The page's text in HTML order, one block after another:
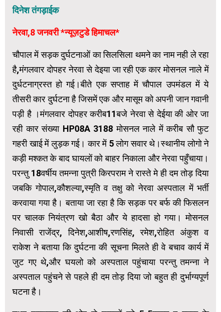
दिनेश तंगड़ाईक
नेरवा,8 जनवरी *न्यूज़टुडे हिमाचल*
चौपाल में सड़क दुर्घटनाओं का सिलसिला थमने का नाम नही ले रहा
है,मंगलवार दोपहर नेरवा से देइया जा रही एक कार मोसनल नाले में
दुर्धटनाग्रस्त हो गई।बीते एक सप्ताह में चौपाल उपमंडल में ये
तीसरी कार दुर्घटना है जिसमें एक और मासूम को अपनी जान गवानी
पड़ी है ।मंगलवार दोपहर करीब11बजे नेरवा से देईया की ओर जा
रही कार संख्या HP08A 3188 मोसनल नाले में करीब सौ फुट
गहरी खाई में लुड़क गई। कार में 5 लोग सवार थे।स्थानीय लोगो ने
कड़ी मश्कत के बाद घायलों को बाहर निकाला और नेरवा पहुँचाया।
परन्तु 18वर्षीय तमन्ना पुत्री किरपराम ने रास्ते मे ही दम तोड़ दिया
जबकि गोपाल,कौशल्या,स्मृति व तक्षु को नेरवा अस्पताल में भर्ती
करवाया गया है। बताया जा रहा है कि सड़क पर बर्फ की फिसलन
पर चालक नियंत्रण खो बैठा और ये हादसा हो गया। मोसनल
निवासी राजेंद्र, दिनेश,आशीष,रणसिंह, रमेश,रोहित अंकुश व
राकेश ने बताया कि दुर्घटना की सूचना मिलते ही वे बचाव कार्य में
जुट गए थे,और घयलो को अस्पताल पहुंचाया परन्तु तमन्ना ने
अस्पताल पहुंचने से पहले ही दम तोड़ दिया जो बहुत ही दुर्भाग्यपूर्ण
घटना है।